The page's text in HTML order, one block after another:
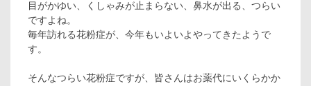
目がかゆい、くしゃみが止まらない、鼻水が出る、つらい
ですよね。
毎年訪れる花粉症が、今年もいよいよやってきたようで
す。
そんなつらい花粉症ですが、皆さんはお薬代にいくらかか